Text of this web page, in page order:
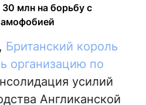
млн на борьбу с
Британский король
организацию по
усилий
Англиканской